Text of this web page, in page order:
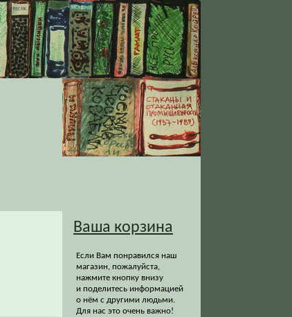
Ваша корзина
Если Вам понравился наш
магазин, пожалуйста,
нажмите кнопку внизу
и поделитесь информацией
о нём с другими людьми.
Для нас это очень важно!